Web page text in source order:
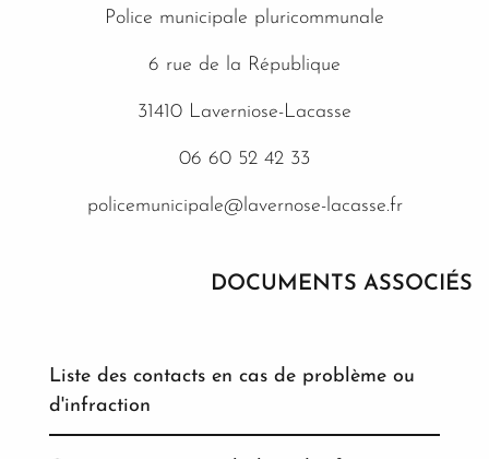
Police municipale pluricommunale
6 rue de la République
31410 Laverniose-Lacasse
06 60 52 42 33
policemunicipale@lavernose-lacasse.fr
DOCUMENTS ASSOCIÉS
Liste des contacts en cas de problème ou
d'infraction